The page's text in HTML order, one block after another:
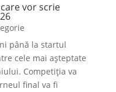
vor scrie
până la startul
cele mai așteptate
Competiția va
final va fi